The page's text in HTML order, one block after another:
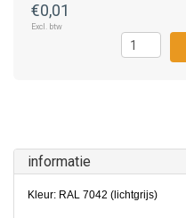
€0,01
Excl. btw
informatie
Kleur: RAL 7042 (lichtgrijs)